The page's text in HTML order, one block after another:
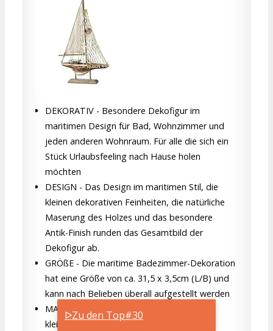
ᐅZu den Top#30
DEKORATIV - Besondere Dekofigur im
maritimen Design für Bad, Wohnzimmer und
jeden anderen Wohnraum. Für alle die sich ein
Stück Urlaubsfeeling nach Hause holen
möchten
DESIGN - Das Design im maritimen Stil, die
kleinen dekorativen Feinheiten, die natürliche
Maserung des Holzes und das besondere
Antik-Finish runden das Gesamtbild der
Dekofigur ab.
GRÖßE - Die maritime Badezimmer-Dekoration
hat eine Größe von ca. 31,5 x 3,5cm (L/B) und
kann nach Belieben überall aufgestellt werden
MATERIAL - Aus Holz hergestellt und mit
kleinen Fischernetz & Muschel dekoriert